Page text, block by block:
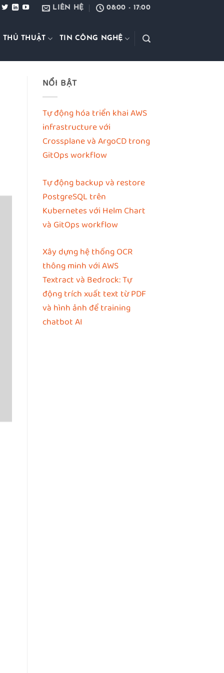
LIÊN HỆ 08:00 - 17:00
THUẬT TIN CÔNG NGHỆ
NỔI BẬT
Tự động hóa triển khai AWS
infrastructure với
Crossplane và ArgoCD trong
GitOps workflow
Tự động backup và restore
PostgreSQL trên
Kubernetes với Helm Chart
và GitOps workflow
Xây dựng hệ thống OCR
thông minh với AWS
Textract và Bedrock: Tự
động trích xuất text từ PDF
và hình ảnh để training
chatbot AI